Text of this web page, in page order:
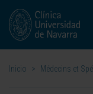
Inicio > Médecins et